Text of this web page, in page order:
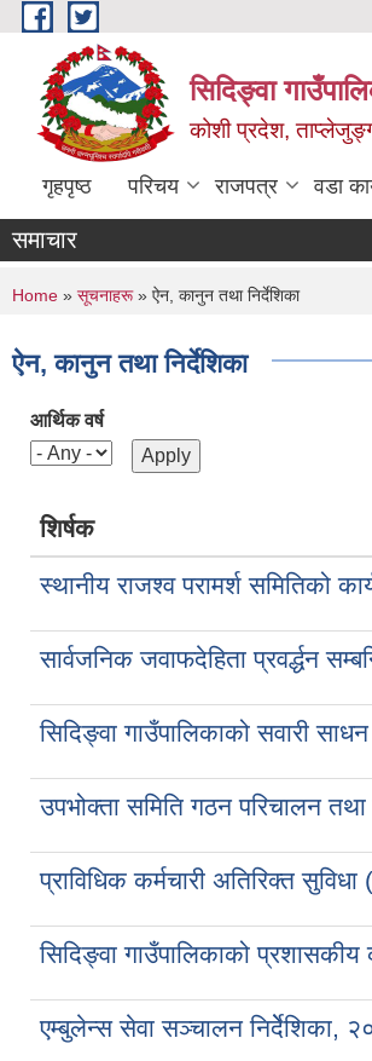
Skip to main content
सिदिङ्वा
कोशी प्रदेश,
गृहपृष्ठ परिचय राजपत्र वडा
समाचार
You are here
Home » सूचनाहरू» ऐन, कानुन तथा निर्देशिका
ऐन, कानुन तथा निर्देशिका
आर्थिक वर्ष
शिर्षक
स्थानीय राजश्व परामर्श समितिको
सार्वजनिक जवाफदेहिता प्रवर्द्धन
सिदिङ्वा गाउँपालिकाको सवारी
उपभोक्ता समिति गठन परिचालन
प्राविधिक कर्मचारी अतिरिक्त
सिदिङ्वा गाउँपालिकाको प्रशासकीय
एम्बुलेन्स सेवा सञ्चालन निर्देेशिका,